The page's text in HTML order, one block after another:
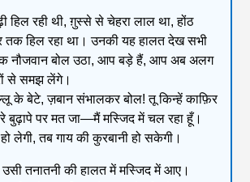
हिल रही थी, ग़ुस्से से चेहरा लाल था, होंठ
हिल रहा था। उनकी यह हालत देख सभी
नौजवान बोल उठा, आप बड़े हैं, आप अब अलग
से समझ लेंगे।
के बेटे, ज़बान संभालकर बोल! तू किन्हें काफ़िर
बुढ़ापे पर मत जा—मैं मस्जिद में चल रहा हूँ।
लेगी, तब गाय की कुरबानी हो सकेगी।
उसी तनातनी की हालत में मस्जिद में आए।